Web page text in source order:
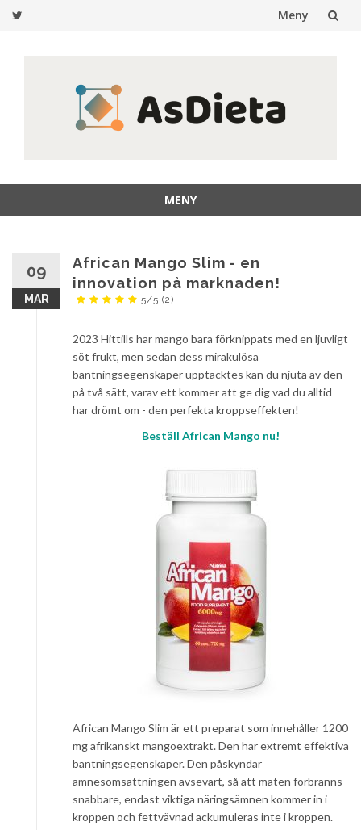
Meny
MENY
09
MAR
African Mango Slim - en
innovation på marknaden!
5/5 (2)
2023 Hittills har mango bara förknippats med en ljuvligt
söt frukt, men sedan dess mirakulösa
bantningsegenskaper upptäcktes kan du njuta av den
på två sätt, varav ett kommer att ge dig vad du alltid
har drömt om - den perfekta kroppseffekten!
Beställ African Mango nu!
African Mango Slim är ett preparat som innehåller 1200
mg afrikanskt mangoextrakt. Den har extremt effektiva
bantningsegenskaper. Den påskyndar
ämnesomsättningen avsevärt, så att maten förbränns
snabbare, endast viktiga näringsämnen kommer in i
kroppen och fettvävnad ackumuleras inte i kroppen.